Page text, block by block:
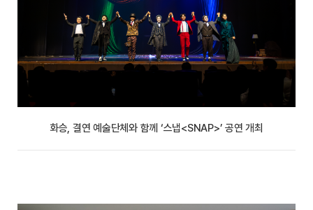
화승, 결연 예술단체와 함께 ‘스냅<SNAP>’ 공연 개최